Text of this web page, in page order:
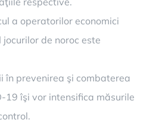
a operatorilor economici
de noroc este
în prevenirea şi combaterea
19 îşi vor intensifica măsurile